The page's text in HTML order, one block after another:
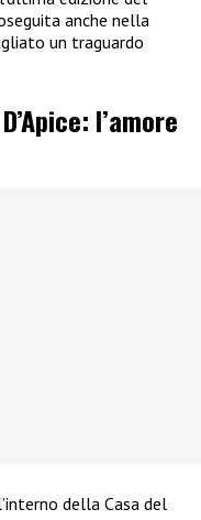
anche nella
un traguardo
l’amore
della Casa del